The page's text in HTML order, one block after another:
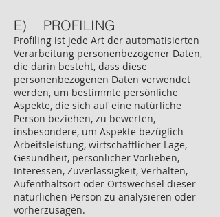
E) PROFILING
Profiling ist jede Art der automatisierten
Verarbeitung personenbezogener Daten,
die darin besteht, dass diese
personenbezogenen Daten verwendet
werden, um bestimmte persönliche
Aspekte, die sich auf eine natürliche
Person beziehen, zu bewerten,
insbesondere, um Aspekte bezüglich
Arbeitsleistung, wirtschaftlicher Lage,
Gesundheit, persönlicher Vorlieben,
Interessen, Zuverlässigkeit, Verhalten,
Aufenthaltsort oder Ortswechsel dieser
natürlichen Person zu analysieren oder
vorherzusagen.